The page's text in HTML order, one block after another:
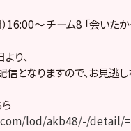
16:00～ チーム8 「会いた
り、
となりますので、お見逃し
lod/akb48/-/detail/